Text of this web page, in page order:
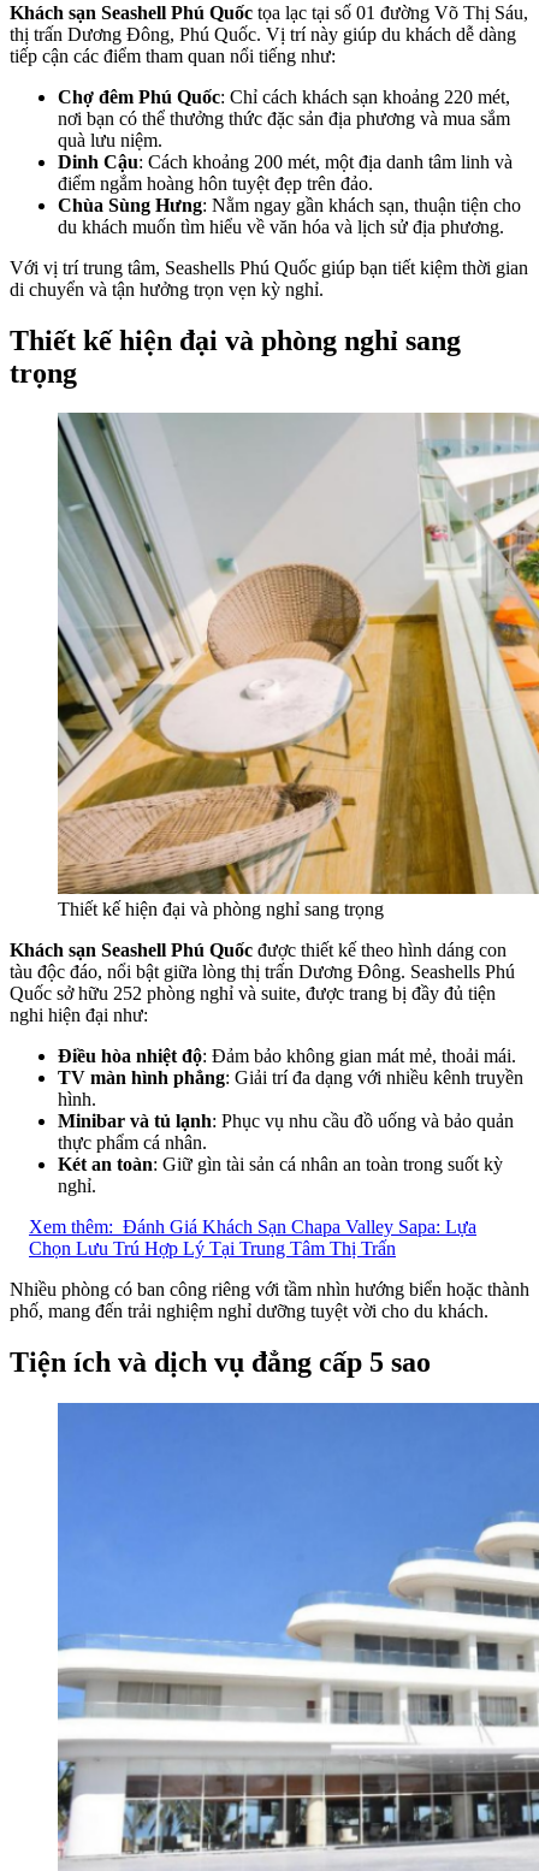
Khách sạn Seashell Phú Quốc tọa lạc tại số 01 đường Võ Thị Sáu,
thị trấn Dương Đông, Phú Quốc. Vị trí này giúp du khách dễ dàng
tiếp cận các điểm tham quan nổi tiếng như:
Chợ đêm Phú Quốc: Chỉ cách khách sạn khoảng 220 mét,
nơi bạn có thể thưởng thức đặc sản địa phương và mua sắm
quà lưu niệm.
Dinh Cậu: Cách khoảng 200 mét, một địa danh tâm linh và
điểm ngắm hoàng hôn tuyệt đẹp trên đảo.
Chùa Sùng Hưng: Nằm ngay gần khách sạn, thuận tiện cho
du khách muốn tìm hiểu về văn hóa và lịch sử địa phương.
Với vị trí trung tâm, Seashells Phú Quốc giúp bạn tiết kiệm thời gian
di chuyển và tận hưởng trọn vẹn kỳ nghỉ.
Thiết kế hiện đại và phòng nghỉ sang
trọng
Thiết kế hiện đại và phòng nghỉ sang trọng
Khách sạn Seashell Phú Quốc được thiết kế theo hình dáng con
tàu độc đáo, nổi bật giữa lòng thị trấn Dương Đông. Seashells Phú
Quốc sở hữu 252 phòng nghỉ và suite, được trang bị đầy đủ tiện
nghi hiện đại như:
Điều hòa nhiệt độ: Đảm bảo không gian mát mẻ, thoải mái.
TV màn hình phẳng: Giải trí đa dạng với nhiều kênh truyền
hình.
Minibar và tủ lạnh: Phục vụ nhu cầu đồ uống và bảo quản
thực phẩm cá nhân.
Két an toàn: Giữ gìn tài sản cá nhân an toàn trong suốt kỳ
nghỉ.
Xem thêm: Đánh Giá Khách Sạn Chapa Valley Sapa: Lựa
Chọn Lưu Trú Hợp Lý Tại Trung Tâm Thị Trấn
Nhiều phòng có ban công riêng với tầm nhìn hướng biển hoặc thành
phố, mang đến trải nghiệm nghỉ dưỡng tuyệt vời cho du khách.
Tiện ích và dịch vụ đẳng cấp 5 sao